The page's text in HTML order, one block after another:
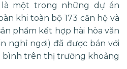
một trong những dự án
khi toàn bộ 173 căn hộ và
phẩm kết hợp hài hòa văn
nghỉ ngơi) đã được bán với
bình trên thị trường khoảng